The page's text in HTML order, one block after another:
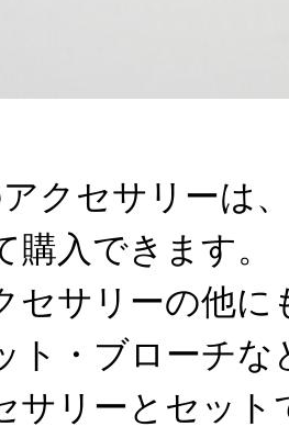
クセサリーは
購入できます。
セサリーの他に
ト・ブローチな
サリーとセット